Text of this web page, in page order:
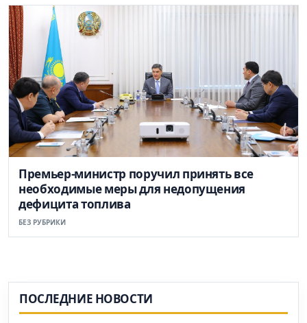
Премьер-министр поручил принять все
необходимые меры для недопущения
дефицита топлива
БЕЗ РУБРИКИ
ПОСЛЕДНИЕ НОВОСТИ